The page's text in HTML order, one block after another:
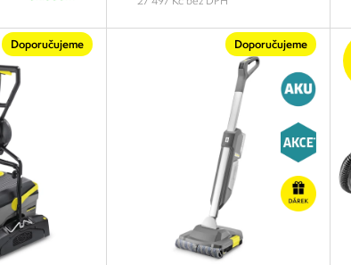
POROVNAT POROVNAT
Doporučujeme Doporučujeme